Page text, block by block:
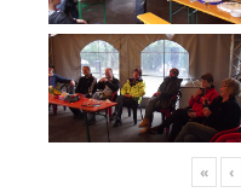
« ‹